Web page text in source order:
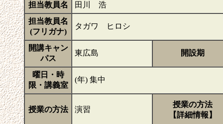
担当教員名
田川 浩
担当教員名
(フリガナ)
タガワ ヒロシ
開講キャン
パス
東広島 開設期
曜日・時
限・講義室
(年) 集中
授業の方法 演習
授業の方法
【詳細情報】